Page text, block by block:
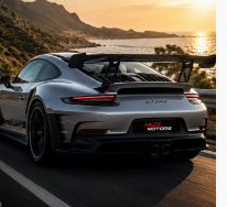
géométrie
écouter, et vous rendre
undevis gratuit en ligne, sans